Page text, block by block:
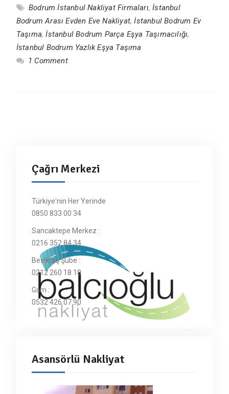
Bodrum İstanbul Nakliyat Firmaları,İstanbul
Bodrum Arası Evden Eve Nakliyat,İstanbul Bodrum Ev
Taşıma,İstanbul Bodrum Parça Eşya Taşımacılığı,
İstanbul Bodrum Yazlık Eşya Taşıma
1 Comment
Çağrı Merkezi
Türkiye'nin Her Yerinde
0850 833 00 34
Sancaktepe Merkez :
0216 352 84 34
Beşiktaş Şube :
0212 260 18 18
Gsm :
0532 426 07 90
Asansörlü Nakliyat